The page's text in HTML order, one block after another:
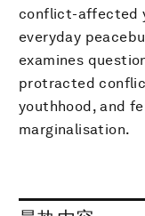
conflict-affected
everyday
examines
protracted
youthhood, and
marginalisation.